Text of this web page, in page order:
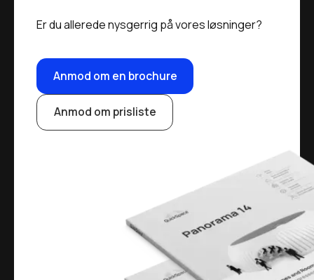
Er du allerede nysgerrig på vores løsninger?
Anmod om en brochure
Anmod om prisliste